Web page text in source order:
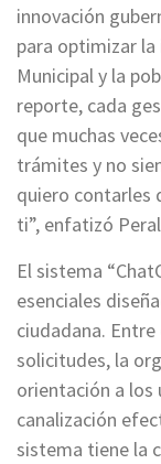
innovación
para optimizar
Municipal y la
reporte, cada
que muchas
trámites y no
quiero contarles
ti”, enfatizó
El sistema
esenciales
ciudadana.
solicitudes, la
orientación a los
canalización
sistema tiene la